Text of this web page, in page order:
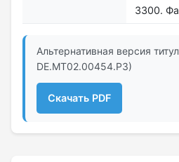
3300.
Альтернативная версия
DE.МТ02.00454.Р3)
Скачать PDF